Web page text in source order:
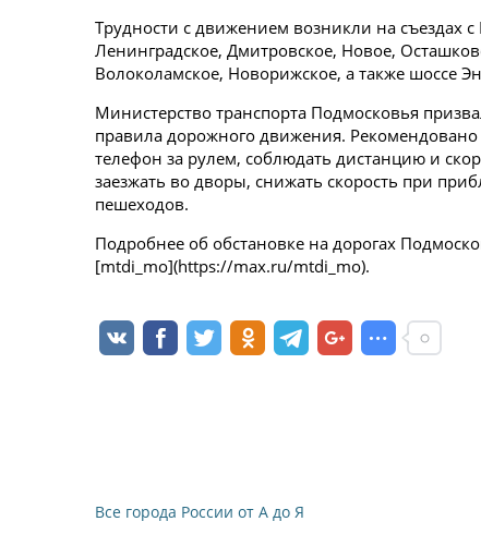
Трудности с движением возникли на съездах
Ленинградское, Дмитровское, Новое,
Волоколамское, Новорижское, а также шоссе
Министерство транспорта Подмосковья
правила дорожного движения. Рекомендовано
телефон за рулем, соблюдать дистанцию и
заезжать во дворы, снижать скорость при
пешеходов.
Подробнее об обстановке на дорогах
[mtdi_mo](https://max.ru/mtdi_mo).
Все города России от А до Я